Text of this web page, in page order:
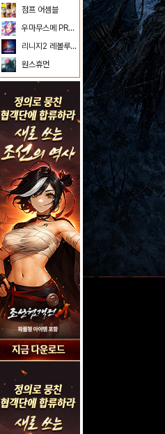
점프 어셈블
우마무스메 PRETTY DERBY
리니지2 레볼루션
원스휴먼